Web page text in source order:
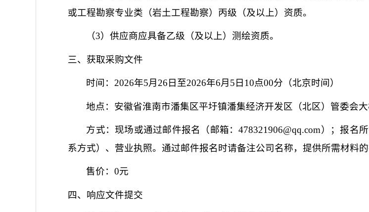
或工程勘察专业类（岩土工程勘察）丙级（及以上）资质。
（3）供应商应具备乙级（及以上）测绘资质。
三、获取采购文件
时间： 2026年5月 26 日至2026年6月5日10点00分 （北京时间）
地点： 安徽省淮南市潘集区平圩镇潘集经济开发区（北区）管委会
方式：现场或通过邮件报名（邮箱：478321906@qq.com）；报名
系方式）、营业执照。通过邮件报名时请备注公司名称，提供所需材料的
售价：0元
四、响应文件提交